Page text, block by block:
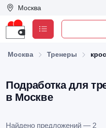
Москва
Москва Тренеры
Подработка для
в Москве
Найдено предложений — 2